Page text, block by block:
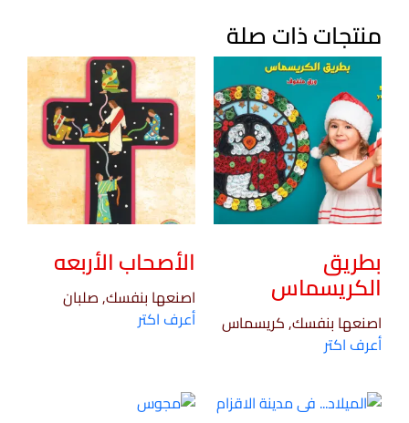
منتجات ذات صلة
بطريق
الكريسماس
اصنعها بنفسك, كريسماس
أعرف اكتر
الأصحاب الأربعه
اصنعها بنفسك, صلبان
أعرف اكتر